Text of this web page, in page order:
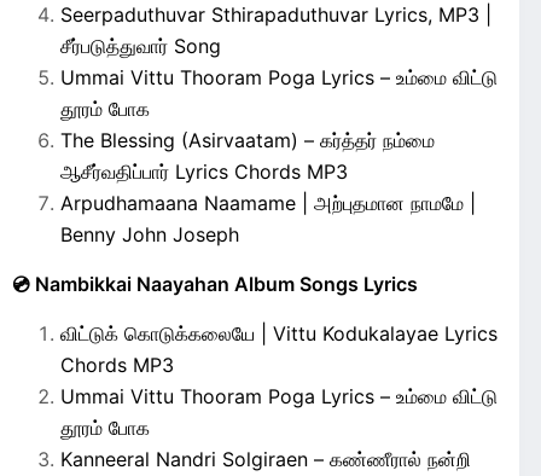
Seerpaduthuvar Sthirapaduthuvar Lyrics, MP3 |
சீர்படுத்துவார் Song
Ummai Vittu Thooram Poga Lyrics – உம்மை விட்டு
தூரம் போக
The Blessing (Asirvaatam) – கர்த்தர் நம்மை
ஆசீர்வதிப்பார் Lyrics Chords MP3
Arpudhamaana Naamame | அற்புதமான நாமமே |
Benny John Joseph
💿 Nambikkai Naayahan Album Songs Lyrics
விட்டுக் கொடுக்கலையே | Vittu Kodukalayae Lyrics
Chords MP3
Ummai Vittu Thooram Poga Lyrics – உம்மை விட்டு
தூரம் போக
Kanneeral Nandri Solgiraen – கண்ணீரால் நன்றி